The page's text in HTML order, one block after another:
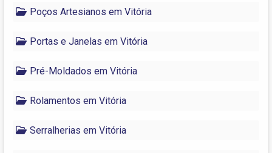
Poços Artesianos em Vitória
Portas e Janelas em Vitória
Pré-Moldados em Vitória
Rolamentos em Vitória
Serralherias em Vitória